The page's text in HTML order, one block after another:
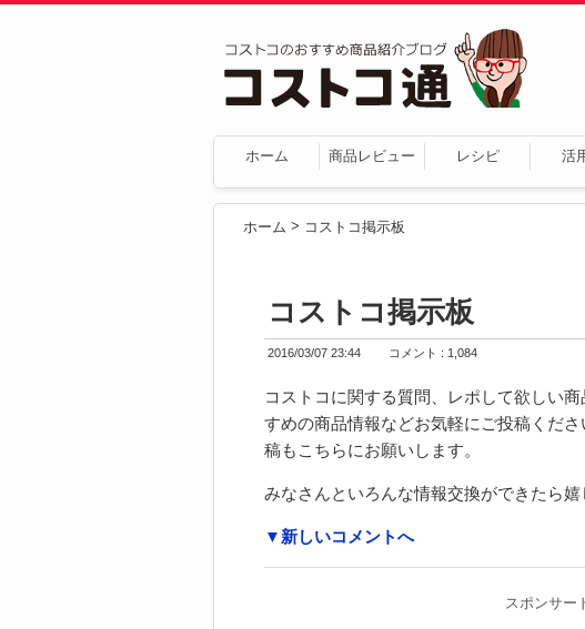
ホーム 商品レビュー レシピ 活
ホーム > コストコ掲示板
コストコ掲示板
2016/03/07 23:44 コメント : 1,084
コストコに関する質問、レポして欲しい
すめの商品情報などお気軽にご投稿くだ
稿もこちらにお願いします。
みなさんといろんな情報交換ができたら嬉
▼新しいコメントへ
スポンサー